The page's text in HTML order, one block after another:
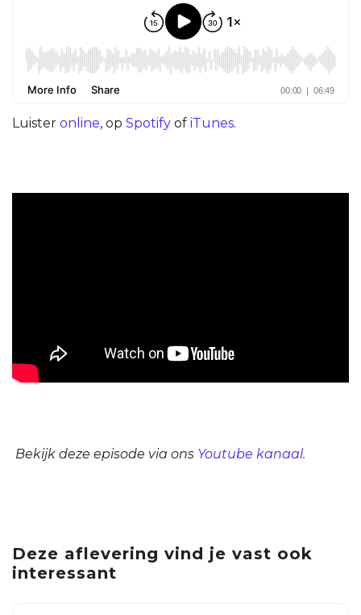
Luister online, op Spotify of iTunes.
Bekijk deze episode via ons Youtube kanaal.
Deze aflevering vind je vast ook
interessant